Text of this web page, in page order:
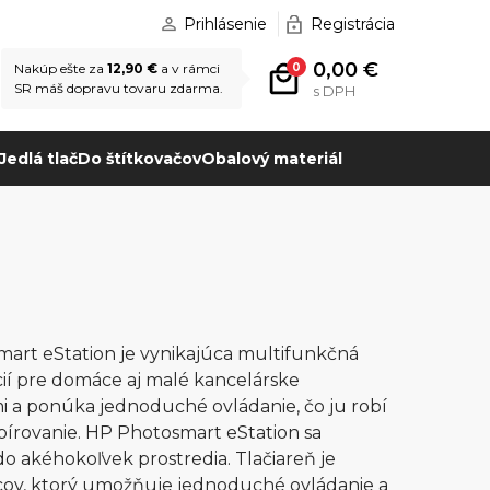
Prihlásenie Registrácia
0 0,00 €
s DPH
Nakúp ešte za 12,90 € a v rámci
SR máš dopravu tovaru zdarma.
tlačDo štítkovačovObalový materiál
eStation je vynikajúca multifunkčná
pre domáce aj malé kancelárske
a ponúka jednoduché ovládanie, čo ju robí
HP Photosmart eStation sa
akéhokoľvek prostredia. Tlačiareň je
ktorý umožňuje jednoduché ovládanie a